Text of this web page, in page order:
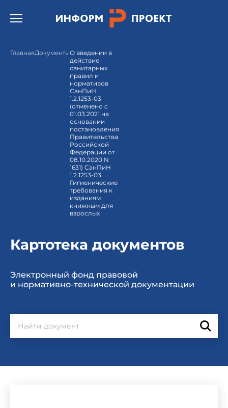
Открыть бургер меню.
ГлавнаяДокументыО введении в
действие
санитарных
правил и
нормативов
СанПиН
1.2.1253-03
(отменено с
01.03.2021 на
основании
постановления
Правительства
Российской
Федерации от
08.10.2020 N
1631) СанПиН
1.2.1253-03
Гигиенические
требования к
изданиям
книжным для
взрослых
Картотека документов
Электронный фонд правовой
и нормативно-технической документации